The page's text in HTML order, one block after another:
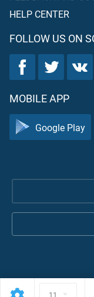
11
HELP CENTER
FOLLOW US ON
MOBILE APP
Google Play